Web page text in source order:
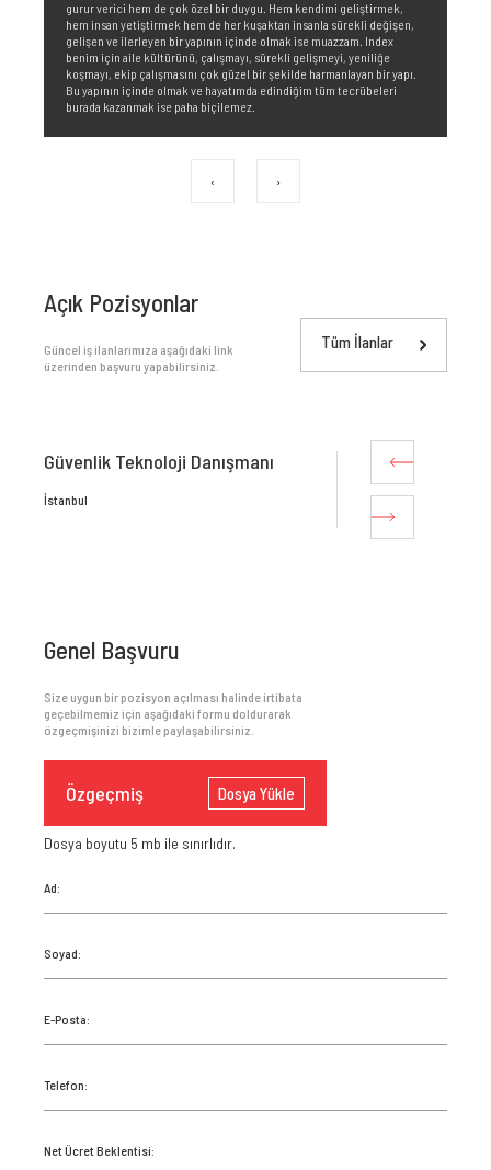
gurur verici hem de çok özel bir duygu. Hem kendimi geliştirmek,
hem insan yetiştirmek hem de her kuşaktan insanla sürekli değişen,
gelişen ve ilerleyen bir yapının içinde olmak ise muazzam. Index
benim için aile kültürünü, çalışmayı, sürekli gelişmeyi, yeniliğe
koşmayı, ekip çalışmasını çok güzel bir şekilde harmanlayan bir yapı.
Bu yapının içinde olmak ve hayatımda edindiğim tüm tecrübeleri
burada kazanmak ise paha biçilemez.
‹ ›
Açık Pozisyonlar
Güncel iş ilanlarımıza aşağıdaki link
üzerinden başvuru yapabilirsiniz.
Tüm İlanlar
Güvenlik Teknoloji Danışmanı
İstanbul
Teknoloji
İstanbul
Genel Başvuru
Size uygun bir pozisyon açılması halinde irtibata
geçebilmemiz için aşağıdaki formu doldurarak
özgeçmişinizi bizimle paylaşabilirsiniz.
Dosya boyutu 5 mb ile sınırlıdır.
Özgeçmiş Dosya Yükle
Ad:
Soyad:
E-Posta:
Telefon:
Net Ücret Beklentisi: